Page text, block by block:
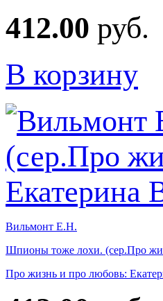
412.00 руб.
В корзину
Вильмонт Е.Н.
Шпионы тоже лохи. (сер.Про
Про жизнь и про любовь: